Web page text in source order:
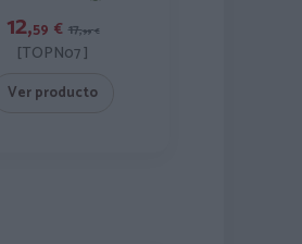
12,59 € 17,99 €
[TOPN07 ]
Ver producto